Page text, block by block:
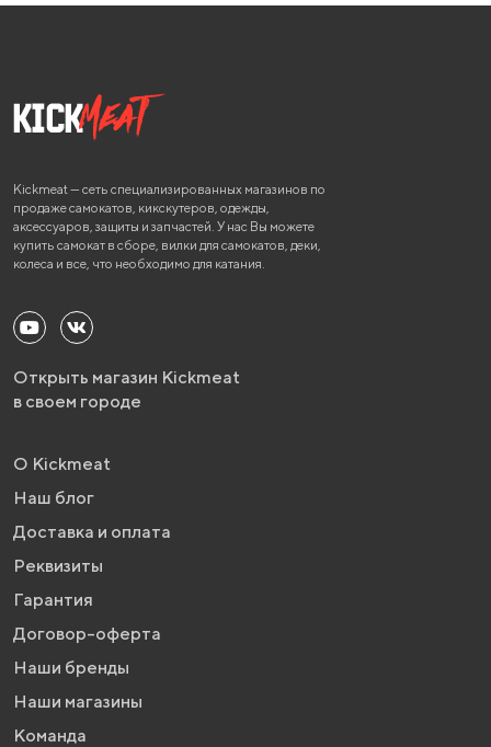
Kickmeat — сеть специализированных магазинов по
продаже самокатов, кикскутеров, одежды,
аксессуаров, защиты и запчастей. У нас Вы можете
купить самокат в сборе, вилки для самокатов, деки,
колеса и все, что необходимо для катания.
Открыть магазин Kickmeat
в своем городе
О Kickmeat
Наш блог
Доставка и оплата
Реквизиты
Гарантия
Договор-оферта
Наши бренды
Наши магазины
Команда